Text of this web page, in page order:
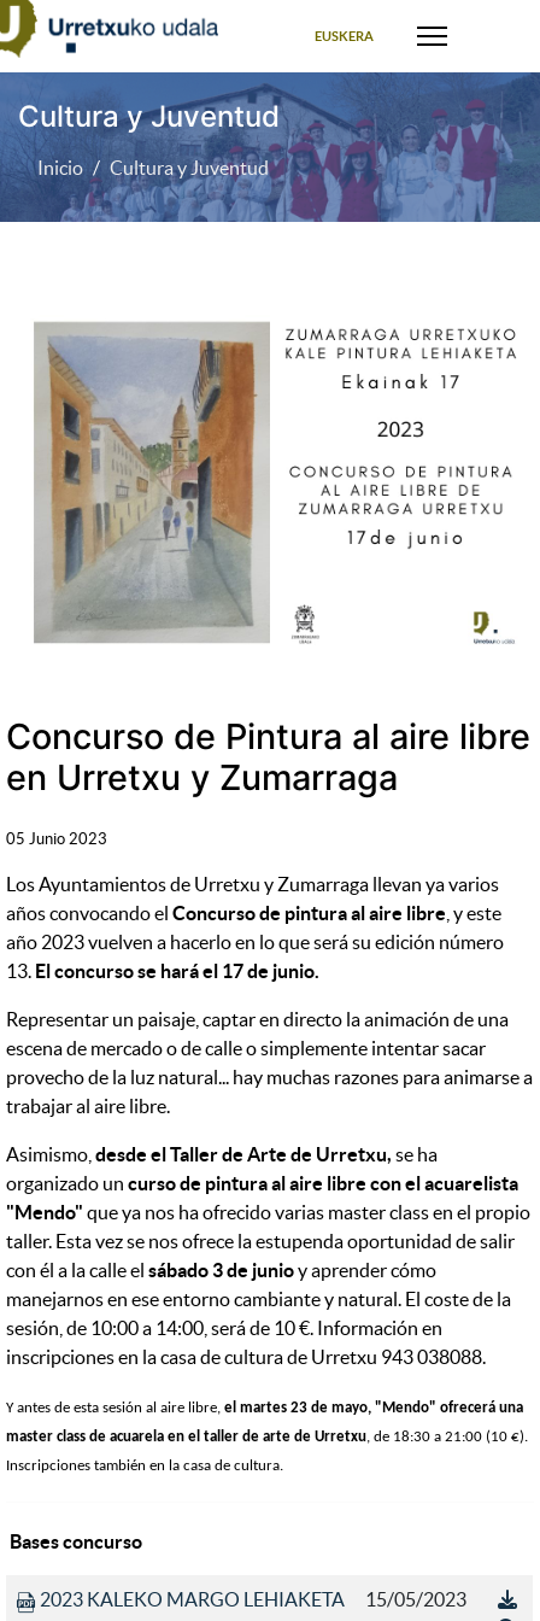
EUSKERA
Cultura y Juventud
Inicio Cultura y Juventud
Concurso de Pintura al aire libre
en Urretxu y Zumarraga
05 Junio 2023
Los Ayuntamientos de Urretxu y Zumarraga llevan ya varios
años convocando elConcurso de pintura al aire libre , y este
año 2023 vuelven a hacerlo en lo que será su edición número
13. El concurso se hará el 17 de junio.
Representar un paisaje, captar en directo la animación de una
escena de mercado o de calle o simplemente intentar sacar
provecho de la luz natural... hay muchas razones para animarse a
trabajar al aire libre.
Asimismo,desde el Taller de Arte de Urretxu, se ha
organizado uncurso de pintura al aire libre con el acuarelista
"Mendo"que ya nos ha ofrecido varias master class en el propio
taller. Esta vez se nos ofrece la estupenda oportunidad de salir
con él a la calle elsábado 3 de junioy aprender cómo
manejarnos en ese entorno cambiante y natural. El coste de la
sesión, de 10:00 a 14:00, será de 10 €. Información en
inscripciones en la casa de cultura de Urretxu 943 038088.
Y antes de esta sesión al aire libre,el martes 23 de mayo, "Mendo" ofrecerá una
master class de acuarela en el taller de arte de Urretxu, de 18:30 a 21:00 (10 €).
Inscripciones también en la casa de cultura.
Bases concurso
2023 KALEKO MARGO LEHIAKETA
15/05/2023